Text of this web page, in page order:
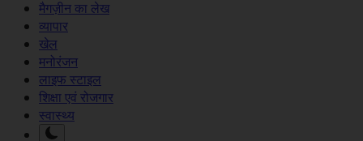
मैगज़ीन का लेख
व्यापार
खेल
मनोरंजन
लाइफ स्टाइल
शिक्षा एवं रोजगार
स्वास्थ्य